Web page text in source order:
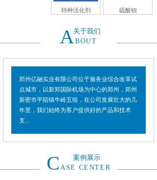
特种活化剂 硫酸钡
关于我们
ABOUT
郑州亿融实业有限公司位于服务业综合改革试
点城市，以新郑国际机场为中心的郑州，郑州
新密市平陌镇牛岭五组，在公司发展壮大的几
年里，我们始终为客户提供好的产品和技术
支...
案例展示
C ASE CENTER